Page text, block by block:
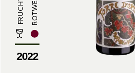
ROTWEIN
2022